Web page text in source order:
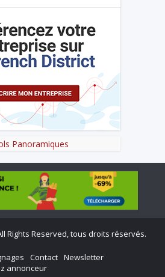
Rights Reserved, tous droits réservés.
Contact Newsletter
annonceur